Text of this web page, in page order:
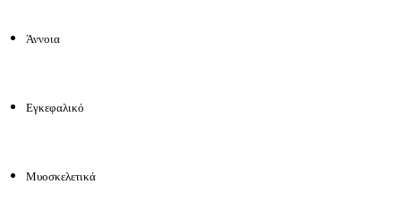
Άννοια
Εγκεφαλικό
Μυοσκελετικά